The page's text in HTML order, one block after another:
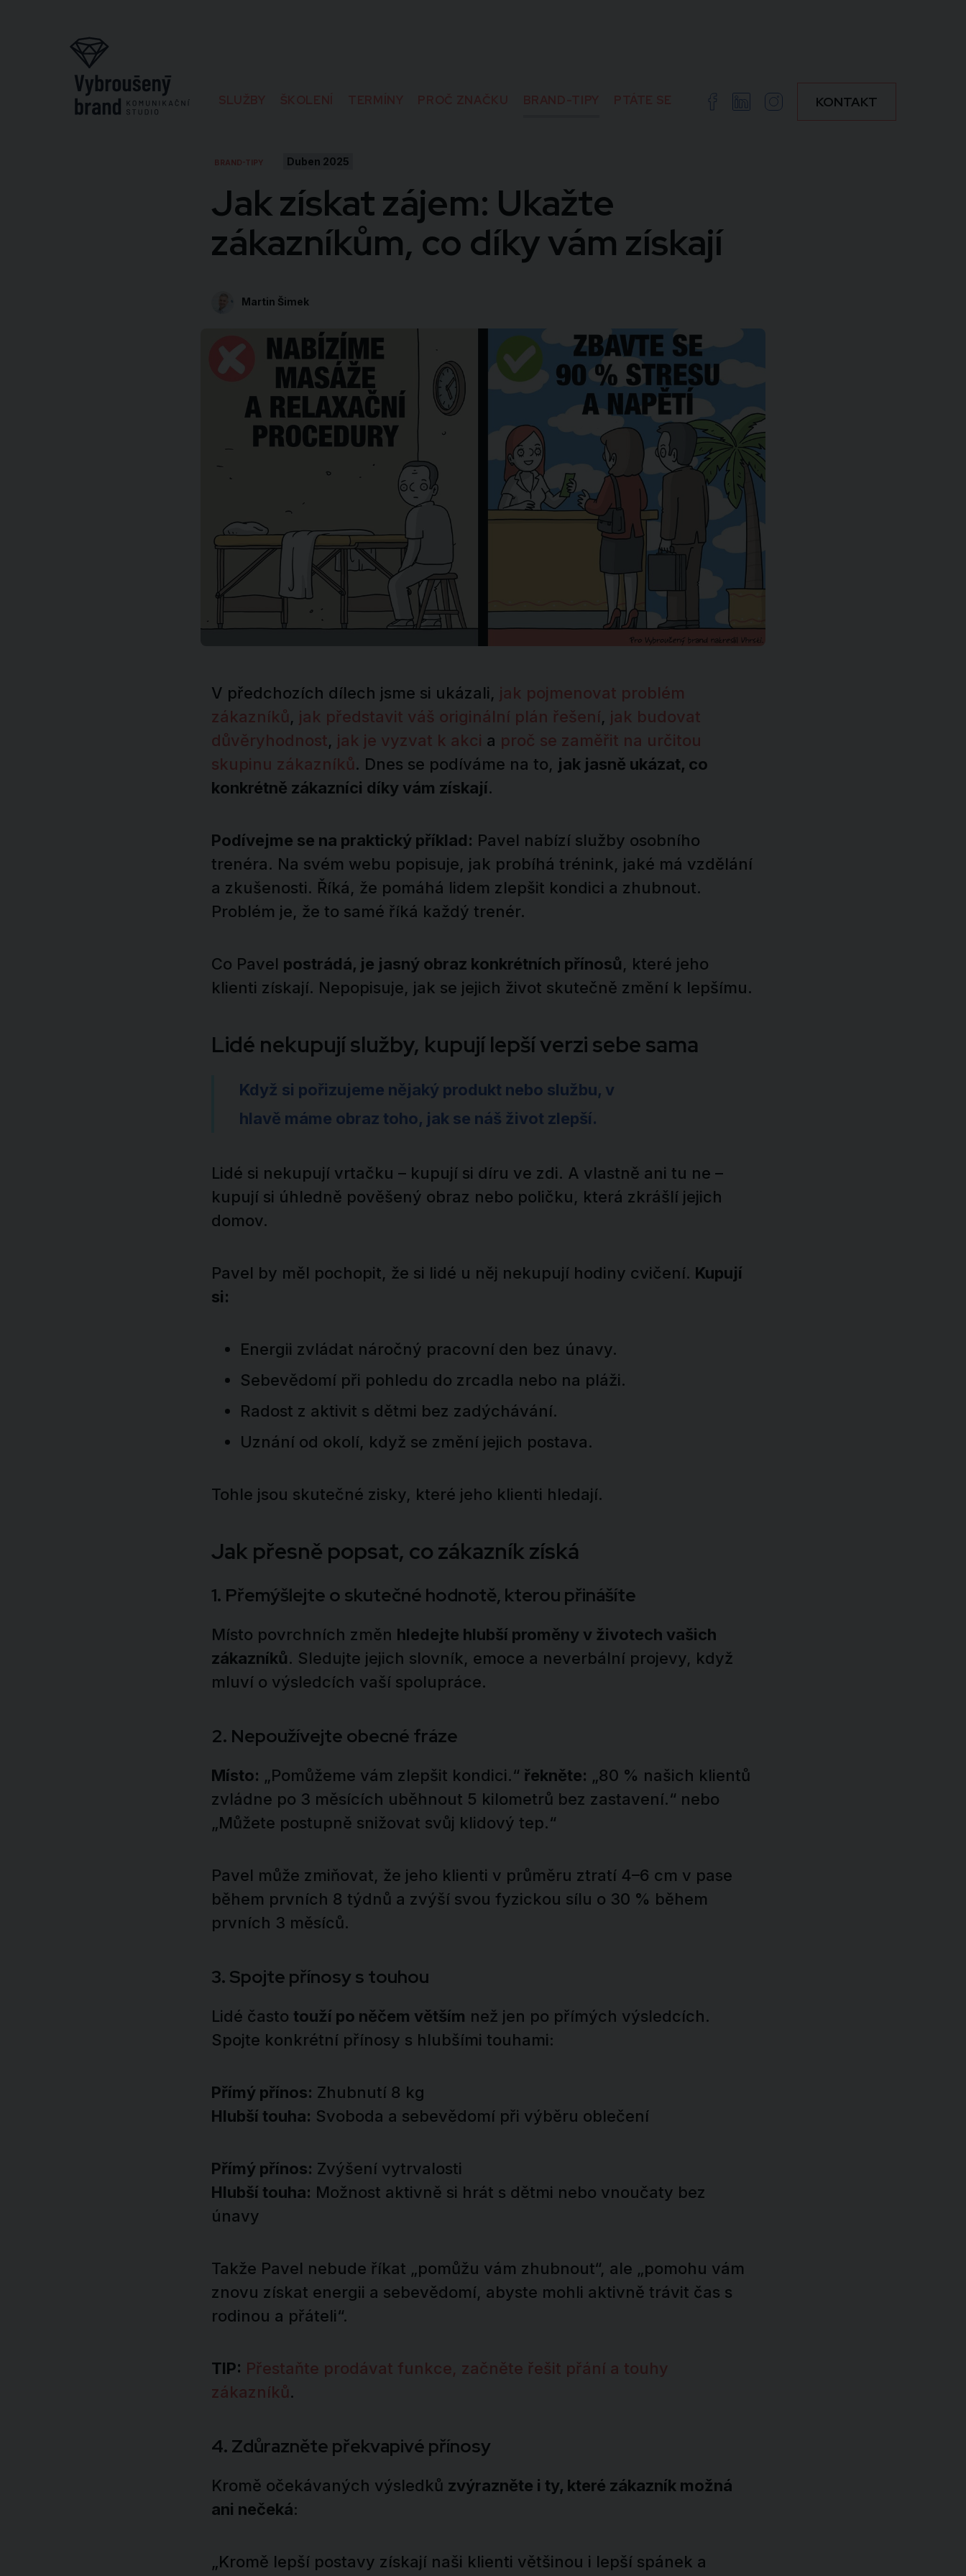
FacebookLinkedinInstagramKONTAKT
BRAND-TIPY Duben 2025
Jak získat zájem: Ukažte
zákazníkům, co díky vám získají
Martin Šimek
V předchozích dílech jsme si ukázali, jak pojmenovat problém
zákazníků, jak představit váš originální plán řešení, jak budovat
důvěryhodnost, jak je vyzvat k akci a proč se zaměřit na určitou
skupinu zákazníků. Dnes se podíváme na to, jak jasně ukázat, co
konkrétně zákazníci díky vám získají.
Podívejme se na praktický příklad: Pavel nabízí služby osobního
trenéra. Na svém webu popisuje, jak probíhá trénink, jaké má vzdělání
a zkušenosti. Říká, že pomáhá lidem zlepšit kondici a zhubnout.
Problém je, že to samé říká každý trenér.
Co Pavel postrádá, je jasný obraz konkrétních přínosů, které jeho
klienti získají. Nepopisuje, jak se jejich život skutečně změní k lepšímu.
Lidé nekupují služby, kupují lepší verzi sebe sama
Když si pořizujeme nějaký produkt nebo službu, v
hlavě máme obraz toho, jak se náš život zlepší.
Lidé si nekupují vrtačku – kupují si díru ve zdi. A vlastně ani tu ne –
kupují si úhledně pověšený obraz nebo poličku, která zkrášlí jejich
domov.
Pavel by měl pochopit, že si lidé u něj nekupují hodiny cvičení. Kupují
si:
Energii zvládat náročný pracovní den bez únavy.
Sebevědomí při pohledu do zrcadla nebo na pláži.
Radost z aktivit s dětmi bez zadýchávání.
Uznání od okolí, když se změní jejich postava.
Tohle jsou skutečné zisky, které jeho klienti hledají.
Jak přesně popsat, co zákazník získá
1. Přemýšlejte o skutečné hodnotě, kterou přinášíte
Místo povrchních změn hledejte hlubší proměny v životech vašich
zákazníků. Sledujte jejich slovník, emoce a neverbální projevy, když
mluví o výsledcích vaší spolupráce.
2. Nepoužívejte obecné fráze
Místo: „Pomůžeme vám zlepšit kondici.“ řekněte: „80 % našich klientů
zvládne po 3 měsících uběhnout 5 kilometrů bez zastavení.“ nebo
„Můžete postupně snižovat svůj klidový tep.“
Pavel může zmiňovat, že jeho klienti v průměru ztratí 4–6 cm v pase
během prvních 8 týdnů a zvýší svou fyzickou sílu o 30 % během
prvních 3 měsíců.
3. Spojte přínosy s touhou
Lidé často touží po něčem větším než jen po přímých výsledcích.
Spojte konkrétní přínosy s hlubšími touhami:
Přímý přínos: Zhubnutí 8 kg
Hlubší touha: Svoboda a sebevědomí při výběru oblečení
Přímý přínos: Zvýšení vytrvalosti
Hlubší touha: Možnost aktivně si hrát s dětmi nebo vnoučaty bez
únavy
Takže Pavel nebude říkat „pomůžu vám zhubnout“, ale „pomohu vám
znovu získat energii a sebevědomí, abyste mohli aktivně trávit čas s
rodinou a přáteli“.
TIP: Přestaňte prodávat funkce, začněte řešit přání a touhy
zákazníků.
4. Zdůrazněte překvapivé přínosy
Kromě očekávaných výsledků zvýrazněte i ty, které zákazník možná
ani nečeká:
„Kromě lepší postavy získají naši klienti většinou i lepší spánek a